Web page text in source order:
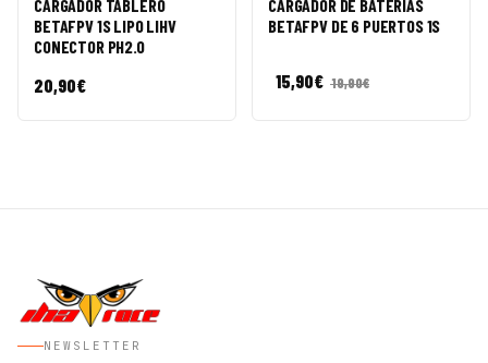
CARGADOR TABLERO
BETAFPV 1S LIPO LIHV
CONECTOR PH2.0
20,90€
CARGADOR DE BATERÍAS
BETAFPV DE 6 PUERTOS 1S
15,90€ 19,90€
NEWSLETTER